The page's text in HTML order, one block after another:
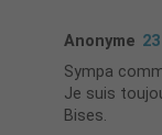
Anonyme
Sympa
Je suis
Bises.